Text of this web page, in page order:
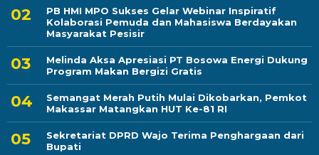
PB HMI MPO Sukses Gelar Webinar Inspiratif
Kolaborasi Pemuda dan Mahasiswa Berdayakan
Masyarakat Pesisir
Melinda Aksa Apresiasi PT Bosowa Energi Dukung
Program Makan Bergizi Gratis
Semangat Merah Putih Mulai Dikobarkan, Pemkot
Makassar Matangkan HUT Ke-81 RI
Sekretariat DPRD Wajo Terima Penghargaan dari
Bupati